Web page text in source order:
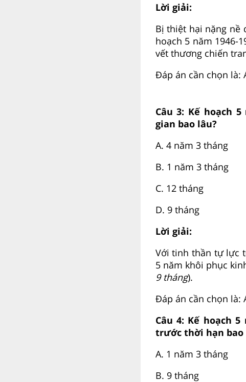
Lời giải:
Bị thiệt hại nặng nề
hoạch 5 năm 1946-
vết thương chiến
Đáp án cần chọn là:
Câu 3: Kế hoạch
gian bao lâu?
A. 4 năm 3 tháng
B. 1 năm 3 tháng
C. 12 tháng
D. 9 tháng
Lời giải:
Với tinh thần tự lực
5 năm khôi phục
9 tháng).
Đáp án cần chọn là:
Câu 4: Kế hoạch 5
trước thời hạn bao
A. 1 năm 3 tháng
B. 9 tháng